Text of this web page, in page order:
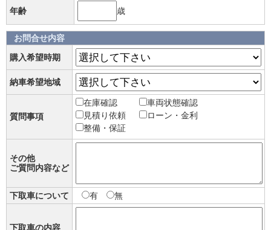
年齢 歳
お問合せ内容
購入希望時期
納車希望地域
質問事項
在庫確認
車両状態確認
見積り依頼
ローン・金利
整備・保証
その他
ご質問内容など
下取車について 有 無
下取車の内容